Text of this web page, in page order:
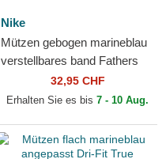
Nike
Mützen gebogen marineblau
verstellbares band Fathers
Day Club Unstructured
Organic Cotton der...
32,95 CHF
Erhalten Sie es bis 7 - 10 Aug.